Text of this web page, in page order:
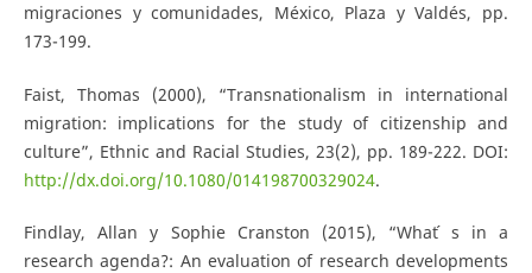
migraciones y comunidades, México, Plaza y Valdés, pp.
173-199.
Faist, Thomas (2000), “Transnationalism in international
migration: implications for the study of citizenship and
culture”, Ethnic and Racial Studies, 23(2), pp. 189-222. DOI:
http://dx.doi.org/10.1080/014198700329024.
Findlay, Allan y Sophie Cranston (2015), “What ́s in a
research agenda?: An evaluation of research developments